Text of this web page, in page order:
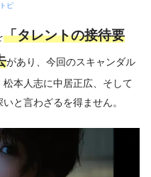
ピ
「タレントの接待要
があり、今回のスキャンダル
本人志に中居正広、そして
と言わざるを得ません。